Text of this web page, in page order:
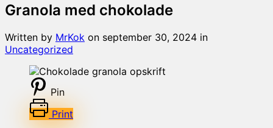
Granola med chokolade
Written by MrKok on september 30, 2024 in
Uncategorized
Pin
Print